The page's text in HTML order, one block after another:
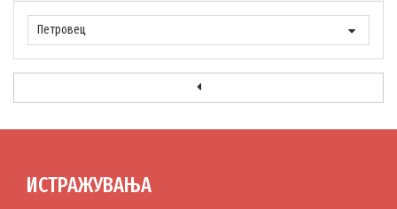
Петровец
ИСТРАЖУВАЊА